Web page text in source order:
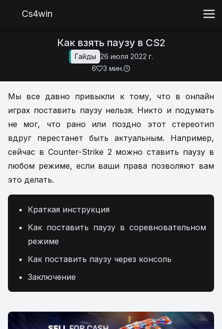
Cs4win
Как взять паузу в CS2
Гайды 26 июля 2022 г.
6
3 мин.
Мы все давно привыкли к тому, что в онлайн
играх поставить паузу нельзя. Никто и подумать
не мог, что рано или поздно этот стереотип
вдруг перестанет быть актуальным. Например,
сейчас в Counter-Strike 2 можно ставить паузу в
любом режиме, если ваши права позволяют вам
это делать.
Краткая инструкция
Как поставить паузу в соревновательном
режиме
Как поставить паузу через консоль
Заключение